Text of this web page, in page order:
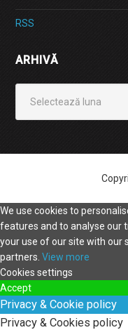
RSS
ARHIVĂ
We use cookies to
features and to analyse our
your use of our site with our
partners. View more
Cookies settings
Accept
Privacy & Cookie policy
Privacy & Cookies policy